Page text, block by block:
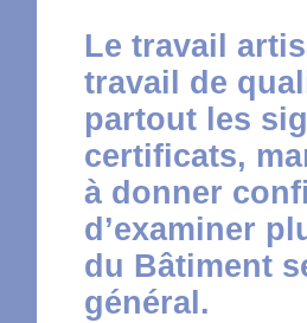
Le travail
travail de
partout les
certificats,
à donner
d’examiner
du Bâtiment
général.